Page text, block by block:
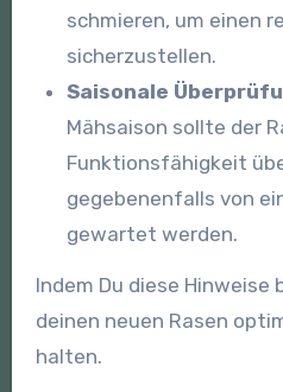
schmieren, um einen
sicherzustellen.
Saisonale
Mähsaison sollte der
Funktionsfähigkeit
gegebenenfalls von
gewartet werden.
Indem Du diese
deinen neuen Rasen
halten.